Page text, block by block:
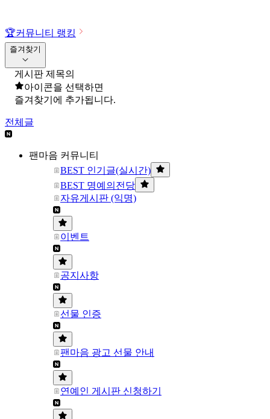
🏆커뮤니티 랭킹
즐겨찾기
게시판 제목의
아이콘을 선택하면
즐겨찾기에 추가됩니다.
전체글
팬마음 커뮤니티
BEST 인기글(실시간)
BEST 명예의전당
자유게시판 (익명)
이벤트
공지사항
선물 인증
팬마음 광고 선물 안내
연예인 게시판 신청하기